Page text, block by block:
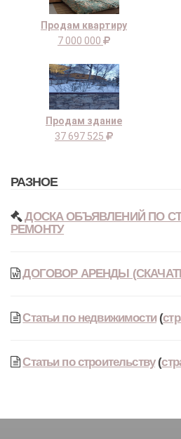
Продам квартиру
7 000 000
Продам здание
37 697 525
РАЗНОЕ
ДОСКА ОБЪЯВЛЕНИЙ ПО
РЕМОНТУ
ДОГОВОР АРЕНДЫ
Статьи по недвижимости(
Статьи по строительству(